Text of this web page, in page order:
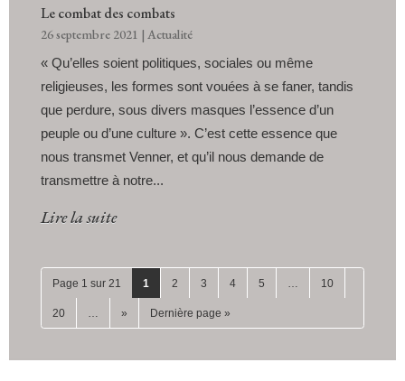
Le combat des combats
26 septembre 2021 | Actualité
« Qu’elles soient politiques, sociales ou même
religieuses, les formes sont vouées à se faner, tandis
que perdure, sous divers masques l’essence d’un
peuple ou d’une culture ». C’est cette essence que
nous transmet Venner, et qu’il nous demande de
transmettre à notre...
Lire la suite
Page 1 sur 21 1 2 3 4 5 10
20 » Dernière page »